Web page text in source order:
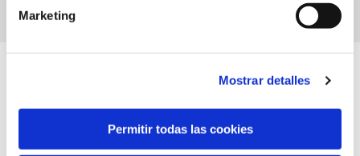
Marketing
Mostrar detalles
Permitir todas las cookies
CORAZÓN DE BILBAO.
ESCUELA DE DIBUJO